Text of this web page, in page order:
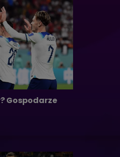
Gospodarze